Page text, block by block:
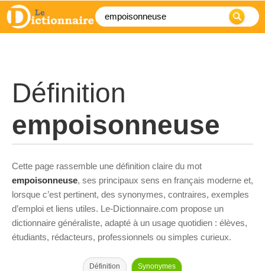
Définition
empoisonneuse
Cette page rassemble une définition claire du mot
empoisonneuse, ses principaux sens en français moderne et,
lorsque c’est pertinent, des synonymes, contraires, exemples
d’emploi et liens utiles. Le-Dictionnaire.com propose un
dictionnaire généraliste, adapté à un usage quotidien : élèves,
étudiants, rédacteurs, professionnels ou simples curieux.
Définition Synonymes